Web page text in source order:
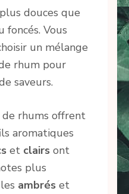
douces que
foncés. Vous
un mélange
rhum pour
saveurs.
rhums offrent
aromatiques
et clairs ont
plus
ambrés et